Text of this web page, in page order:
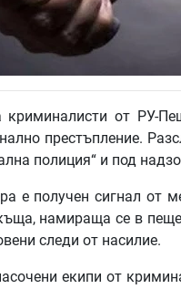
криминалисти от РУ-
престъпление.
полиция“ и под
е получен сигнал от
намираща се в
следи от насилие.
екипи от